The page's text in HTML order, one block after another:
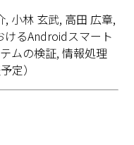
小林 玄武, 高田 広章,
けるAndroidスマート
ムの検証, 情報処理
定）